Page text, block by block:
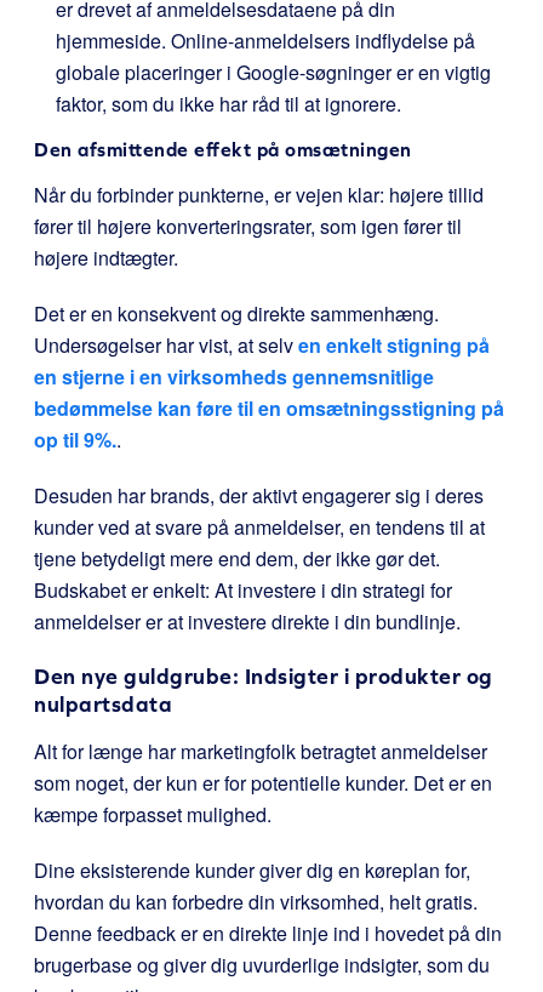
er drevet af anmeldelsesdataene på din
hjemmeside. Online-anmeldelsers indflydelse på
globale placeringer i Google-søgninger er en vigtig
faktor, som du ikke har råd til at ignorere.
Den afsmittende effekt på omsætningen
Når du forbinder punkterne, er vejen klar: højere tillid
fører til højere konverteringsrater, som igen fører til
højere indtægter.
Det er en konsekvent og direkte sammenhæng.
Undersøgelser har vist, at selven enkelt stigning på
en stjerne i en virksomheds gennemsnitlige
bedømmelse kan føre til en omsætningsstigning på
op til 9%..
Desuden har brands, der aktivt engagerer sig i deres
kunder ved at svare på anmeldelser, en tendens til at
tjene betydeligt mere end dem, der ikke gør det.
Budskabet er enkelt: At investere i din strategi for
anmeldelser er at investere direkte i din bundlinje.
Den nye guldgrube: Indsigter i produkter og
nulpartsdata
Alt for længe har marketingfolk betragtet anmeldelser
som noget, der kun er for potentielle kunder. Det er en
kæmpe forpasset mulighed.
Dine eksisterende kunder giver dig en køreplan for,
hvordan du kan forbedre din virksomhed, helt gratis.
Denne feedback er en direkte linje ind i hovedet på din
brugerbase og giver dig uvurderlige indsigter, som du